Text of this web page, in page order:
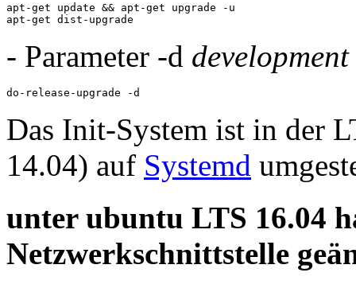
apt-get update && apt-get upgrade -u
apt-get dist-upgrade
- Parameter -d
do-release-upgrade -d
Das Init-System ist in der
14.04) auf Systemd
unter ubuntu LTS 16.04
Netzwerkschnittstelle